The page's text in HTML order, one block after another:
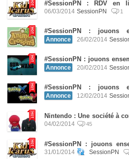
#SessionPN : RDV en
06/03/2014 SessionPN 1
#SessionPN : jouons
Annonce 26/02/2014
#SessionPN : jouons
Annonce 20/02/2014
#SessionPN : jouons
Annonce 12/02/2014
Nintendo : Une société à
04/02/2014
45
#SessionPN : jouons
31/01/2014
SessionPN